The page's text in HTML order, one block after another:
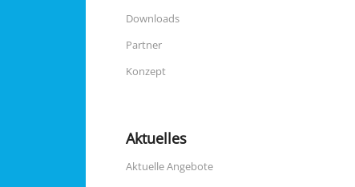
Downloads
Partner
Konzept
Aktuelles
Aktuelle Angebote